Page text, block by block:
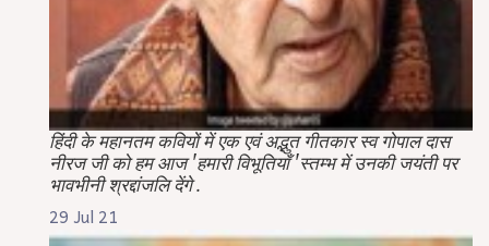
हिंदी के महानतम कवियों में एक एवं अद्भुत गीतकार स्व गोपाल दास
नीरज जी को हम आज 'हमारी विभूतियाँ 'स्तम्भ में उनकी जयंती पर
भावभीनी श्रद्दांजलि देंगे .
29 Jul 21